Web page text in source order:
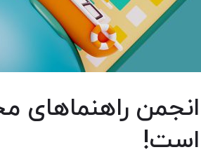
انجمن راهنماهای
است!